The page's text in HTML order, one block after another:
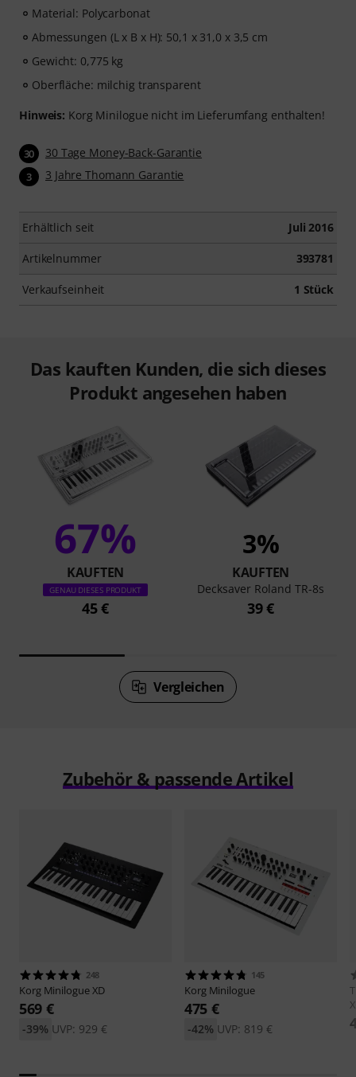
Material: Polycarbonat
Abmessungen (L x B x H): 50,1 x 31,0 x 3,5 cm
Gewicht: 0,775 kg
Oberfläche: milchig transparent
Hinweis: Korg Minilogue nicht im Lieferumfang enthalten!
30 30 Tage Money-Back-Garantie
3 3 Jahre Thomann Garantie
Erhältlich seit Juli 2016
Artikelnummer 393781
Verkaufseinheit 1 Stück
Das kauften Kunden, die sich dieses
Produkt angesehen haben
67%
KAUFTEN
GENAU DIESES PRODUKT
45 €
3%
KAUFTEN
Decksaver Roland TR-8s
39 €
Vergleichen
Zubehör & passende Artikel
248
Korg Minilogue XD
569 €
UVP: 929 €
-39%
145
Korg Minilogue
475 €
UVP: 819 €
-42%